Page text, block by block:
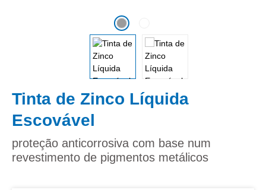
Tinta de Zinco Líquida
Escovável
proteção anticorrosiva com base num
revestimento de pigmentos metálicos